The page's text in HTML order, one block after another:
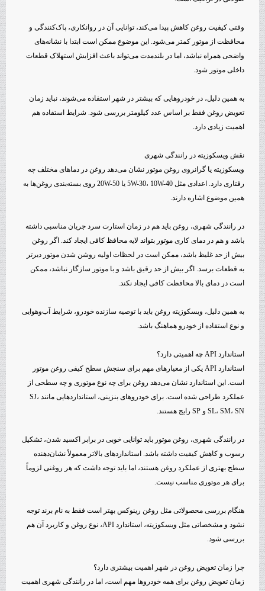
وقتی کیفیت روغن کاهش پیدا می‌کند، توانایی آن در روانکاری، پاک‌کنندگی و
محافظت از موتور کمتر می‌شود. این موضوع ممکن است ابتدا با نشانه‌های
واضحی همراه نباشد، اما در بلندمدت می‌تواند باعث افزایش استهلاک قطعات
داخلی موتور شود.
به همین دلیل، در خودروهایی که بیشتر در شهر استفاده می‌شوند، نباید زمان
تعویض روغن فقط بر اساس عدد کیلومتر بررسی شود. شرایط استفاده هم
اهمیت زیادی دارد.
نقش ویسکوزیته در رانندگی شهری
ویسکوزیته یا گرانروی روغن موتور نشان می‌دهد روغن در دماهای مختلف چه
رفتاری دارد. اعدادی مثل 5W-30، 10W-40 یا 20W-50 روی بسته‌بندی روغن‌ها به
همین موضوع اشاره دارند.
در رانندگی شهری، روغن باید هم در زمان استارت سرد جریان مناسبی داشته
باشد و هم در دمای کاری موتور بتواند لایه محافظ کافی ایجاد کند. اگر روغن
بیش از حد غلیظ باشد، ممکن است در لحظات اولیه روشن شدن موتور دیرتر
به قطعات برسد. اگر بیش از حد رقیق باشد و با موتور سازگار نباشد، ممکن
است در دمای بالا محافظت کافی ایجاد نکند.
به همین دلیل، ویسکوزیته روغن باید با توصیه سازنده خودرو، شرایط آب‌وهوایی
و نوع استفاده از خودرو هماهنگ باشد.
استاندارد API چه اهمیتی دارد؟
استاندارد API یکی از معیارهای مهم برای سنجش سطح کیفی روغن موتور
است. این استاندارد نشان می‌دهد روغن برای چه نوع موتوری و چه سطحی از
عملکرد طراحی شده است. برای خودروهای بنزینی، استانداردهایی مانند SJ،
SL، SM، SN و SP رایج هستند.
در رانندگی شهری، روغن موتور باید توانایی خوبی در برابر اکسید شدن، تشکیل
رسوب و کاهش کیفیت داشته باشد. استانداردهای بالاتر معمولاً نشان‌دهنده
سطح بهتری از عملکرد روغن هستند، اما باید توجه داشت که هر روغنی لزوماً
برای هر موتوری مناسب نیست.
هنگام بررسی محصولاتی مثل روغن رینوکس بهتر است فقط به نام برند توجه
نشود و مشخصاتی مثل ویسکوزیته، استاندارد API، نوع روغن و کاربرد آن هم
بررسی شود.
چرا زمان تعویض روغن در شهر اهمیت بیشتری دارد؟
زمان تعویض روغن برای همه خودروها مهم است، اما در رانندگی شهری اهمیت